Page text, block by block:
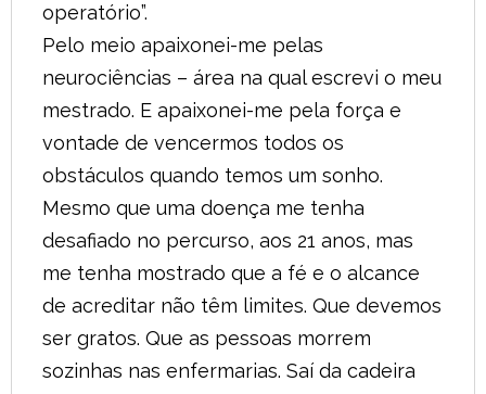
operatório”.
Pelo meio apaixonei-me pelas
neurociências – área na qual escrevi o meu
mestrado. E apaixonei-me pela força e
vontade de vencermos todos os
obstáculos quando temos um sonho.
Mesmo que uma doença me tenha
desafiado no percurso, aos 21 anos, mas
me tenha mostrado que a fé e o alcance
de acreditar não têm limites. Que devemos
ser gratos. Que as pessoas morrem
sozinhas nas enfermarias. Saí da cadeira